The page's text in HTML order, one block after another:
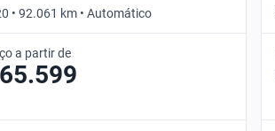
• 92.061 km • Automático
a partir de
65.599